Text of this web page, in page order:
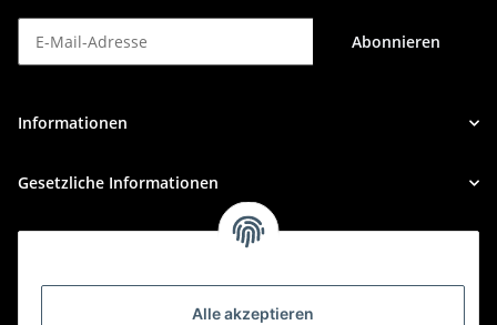
Alle akzeptieren
Abonnieren
Informationen
Gesetzliche Informationen